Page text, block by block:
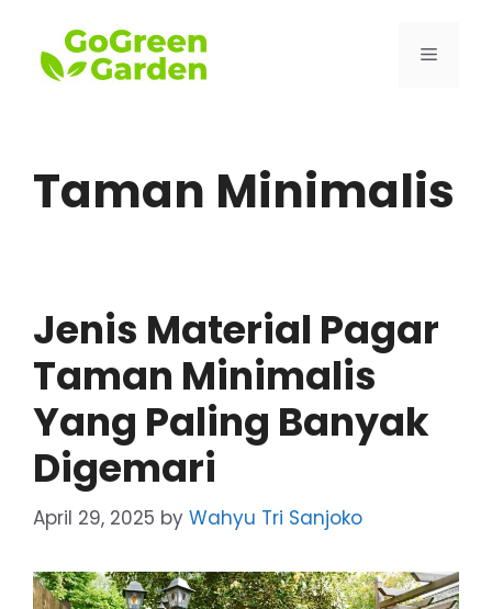
content
Menu
Taman Minimalis
Jenis Material Pagar
Taman Minimalis
Yang Paling Banyak
Digemari
April 29, 2025 by Wahyu Tri Sanjoko